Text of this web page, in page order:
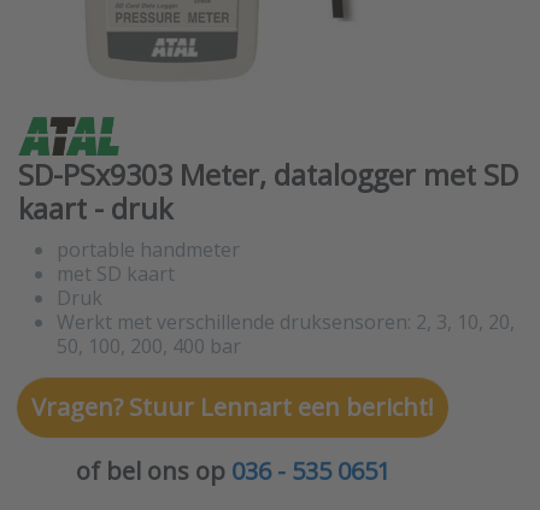
SD-PSx9303 Meter, datalogger met SD
kaart - druk
portable handmeter
met SD kaart
Druk
Werkt met verschillende druksensoren: 2, 3, 10, 20,
50, 100, 200, 400 bar
Vragen? Stuur Lennart een bericht!
of bel ons op 036 - 535 0651